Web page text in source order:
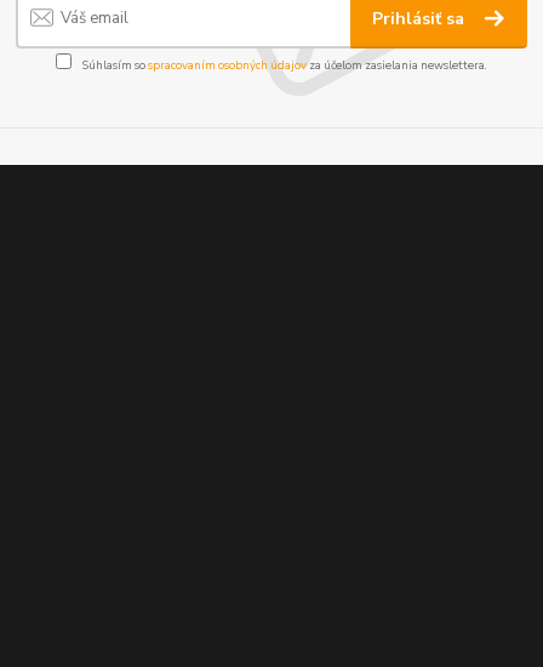
Prihlásiť sa
Súhlasím sospracovaním osobných údajov za účelom zasielania newslettera.